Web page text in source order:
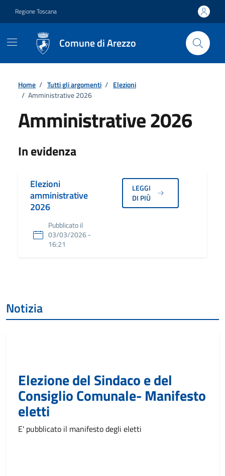
Regione Toscana
Comune di Arezzo
Home / Tutti gli argomenti / Elezioni
/ Amministrative 2026
Amministrative 2026
Dettagli
In evidenza
Elezioni
amministrative
2026
Pubblicato il
03/03/2026 -
16:21
LEGGI
DI PIÙ
Notizia
Elezione del Sindaco e del
Consiglio Comunale- Manifesto
eletti
E' pubblicato il manifesto degli eletti